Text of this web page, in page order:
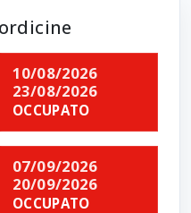
10/08/2026
23/08/2026
OCCUPATO
07/09/2026
20/09/2026
OCCUPATO